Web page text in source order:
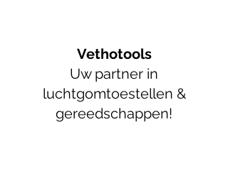
Vethotools
Uw partner in
luchtgomtoestellen &
gereedschappen!